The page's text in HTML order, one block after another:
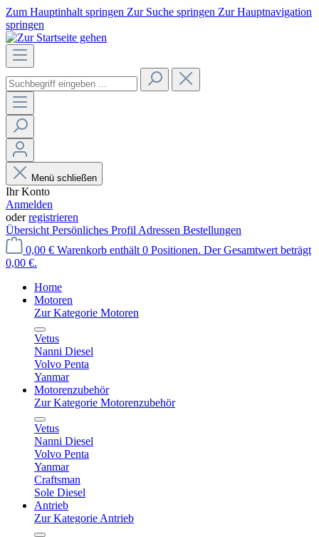
Zum Hauptinhalt springen Zur Suche springen Zur Hauptnavigation
springen
Menü schließen
Ihr Konto
Anmelden
oderregistrieren
Übersicht Persönliches Profil Adressen Bestellungen
0,00 € Warenkorb enthält 0 Positionen. Der Gesamtwert beträgt
0,00 €.
Home
Motoren
Zur Kategorie Motoren
Vetus
Nanni Diesel
Volvo Penta
Yanmar
Motorenzubehör
Zur Kategorie Motorenzubehör
Vetus
Nanni Diesel
Volvo Penta
Yanmar
Craftsman
Sole Diesel
Antrieb
Zur Kategorie Antrieb